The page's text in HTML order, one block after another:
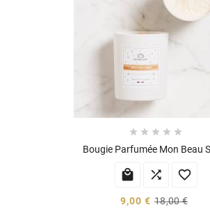
    
Bougie Parfumée Mon Beau
  
9,00 € 18,00 €